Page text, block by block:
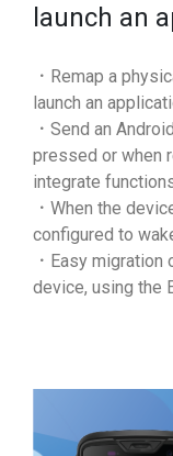
launch an
．Remap a
launch an
．Send an
pressed or when
integrate
．When the
configured to
．Easy
device, using the